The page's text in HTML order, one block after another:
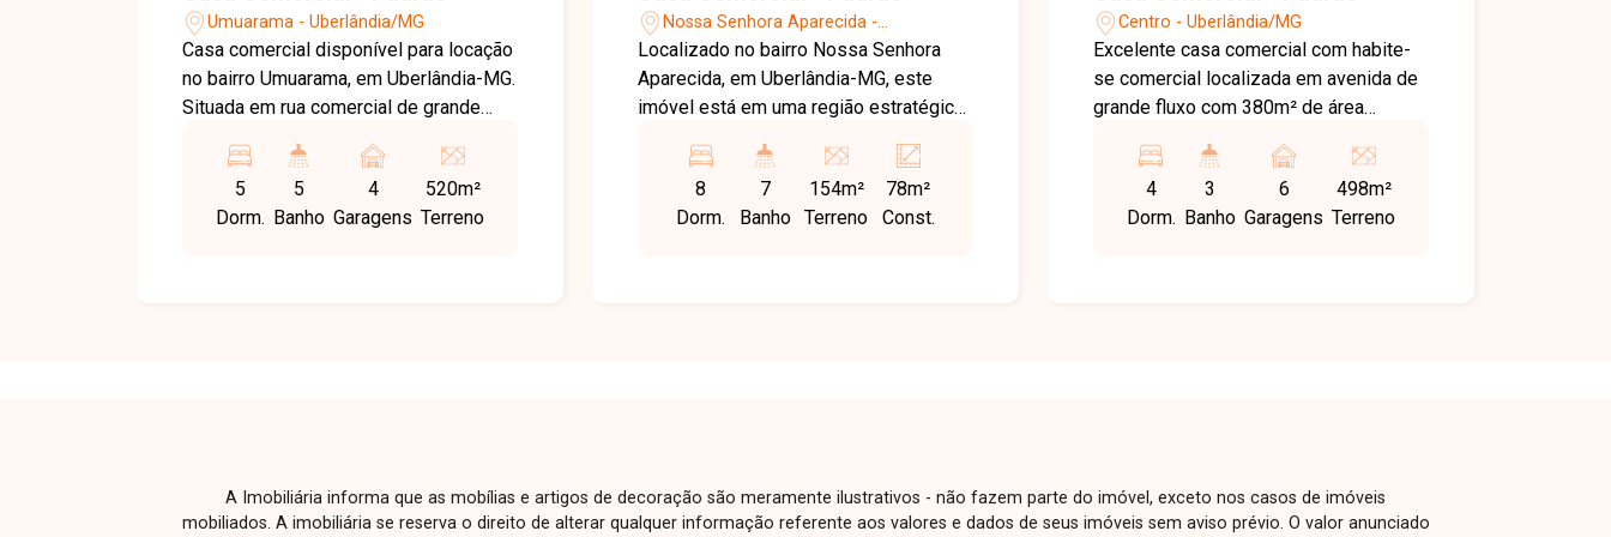
03 vagas de garagem, proporcionando
conforto, segurança e funcionalidade.
Esta é uma excelente oportunidade
para quem busca um imóvel amplo,
versátil e bem localizado, ideal para
uso residencial ou comercial no bairro
Brasil. Agende uma visita e venha
conhecer todos os detalhes deste
Umuarama - Uberlândia/MG
Casa comercial disponível para locação
no bairro Umuarama, em Uberlândia-MG.
Situada em rua comercial de grande
Umuarama, a localização é estratégica
para empresas, clínicas, escritórios e
instituições que buscam fácil acesso,
importante para clientes e
5
Dorm.
5
Banho
4
Garagens
520m²
Terreno
Nossa Senhora Aparecida -
Uberlândia/MG
Localizado no bairro Nossa Senhora
Aparecida, em Uberlândia-MG, este
imóvel está em uma região estratégica,
centro e com fácil acesso às principais
vias da cidade. Ideal para empresas
que buscam visibilidade, praticidade e
8
Dorm.
7
Banho
154m²
Terreno
78m²
Const.
Centro - Uberlândia/MG
Excelente casa comercial com habite-
se comercial localizada em avenida de
grande fluxo com 380m² de área
para recepção, sala de espera, 4
quartos sendo uma suíte, banheiro
social, copa, cozinha, área de serviço,
4
Dorm.
3
Banho
6
Garagens
498m²
Terreno
A Imobiliária informa que as mobílias e artigos de decoração são meramente ilustrativos - não fazem parte do imóvel, exceto nos casos de imóveis
mobiliados. A imobiliária se reserva o direito de alterar qualquer informação referente aos valores e dados de seus imóveis sem aviso prévio. O valor anunciado